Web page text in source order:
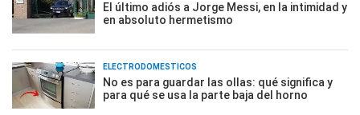
El último adiós a Jorge Messi, en la intimidad y
en absoluto hermetismo
ELECTRODOMÉSTICOS
No es para guardar las ollas: qué significa y
para qué se usa la parte baja del horno